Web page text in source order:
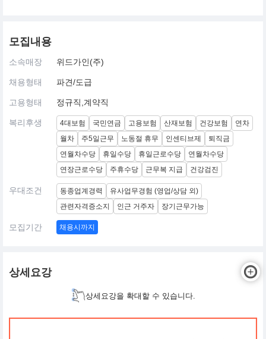
모집내용
소속매장 위드가인(주)
채용형태 파견/도급
고용형태 정규직,계약직
복리후생 4대보험 국민연금 고용보험 산재보험 건강보험
연차
월차
주5일근무 노동절 휴무 인센티브제
퇴직금
연월차수당
휴일수당 휴일근로수당
연월차수당
연장근로수당
주휴수당 근무복 지급 건강검진
우대조건 동종업계경력
유사업무경험 (영업/상담 외)
관련자격증소지
인근 거주자 장기근무가능
모집기간 채용시까지
상세요강
상세요강을 확대할 수 있습니다.